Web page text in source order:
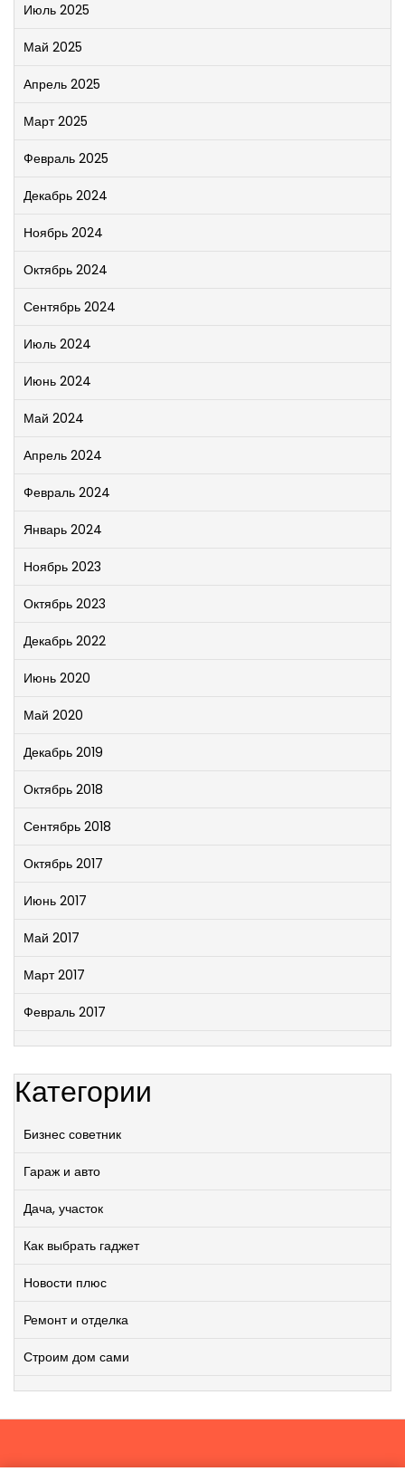
Июль 2025
Май 2025
Апрель 2025
Март 2025
Февраль 2025
Декабрь 2024
Ноябрь 2024
Октябрь 2024
Сентябрь 2024
Июль 2024
Июнь 2024
Май 2024
Апрель 2024
Февраль 2024
Январь 2024
Ноябрь 2023
Октябрь 2023
Декабрь 2022
Июнь 2020
Май 2020
Декабрь 2019
Октябрь 2018
Сентябрь 2018
Октябрь 2017
Июнь 2017
Май 2017
Март 2017
Февраль 2017
Категории
Бизнес советник
Гараж и авто
Дача, участок
Как выбрать гаджет
Новости плюс
Ремонт и отделка
Строим дом сами